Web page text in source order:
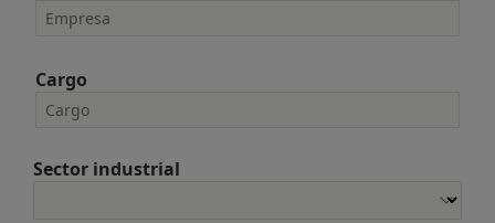
Cargo
Sector industrial